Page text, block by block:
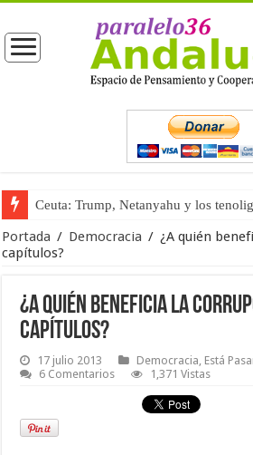
Ceuta: Trump, Netanyahu y los
La masificación turística (tercera
Portada / Democracia / ¿A quién
capítulos?
¿A quién beneficia la
capítulos?
17 julio 2013 Democracia, Está
6 Comentarios
1,371 Vistas